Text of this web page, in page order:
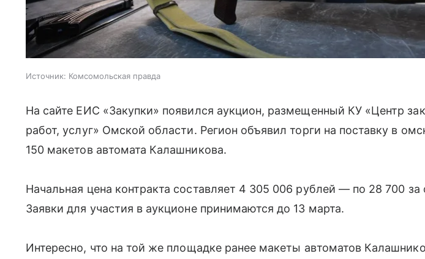
Источник: Комсомольская правда
На сайте ЕИС «Закупки» появился аукцион, размещенный КУ «Центр
работ, услуг» Омской области. Регион объявил торги на поставку в
150 макетов автомата Калашникова.
Начальная цена контракта составляет 4 305 006 рублей — по 28 700 за
Заявки для участия в аукционе принимаются до 13 марта.
Интересно, что на той же площадке ранее макеты автоматов